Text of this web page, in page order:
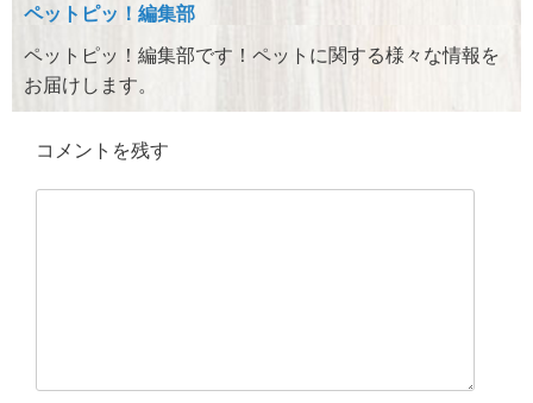
k
ペットピッ！編集部
ペットピッ！編集部です！ペットに関する様々な情報を
お届けします。
コメントを残す